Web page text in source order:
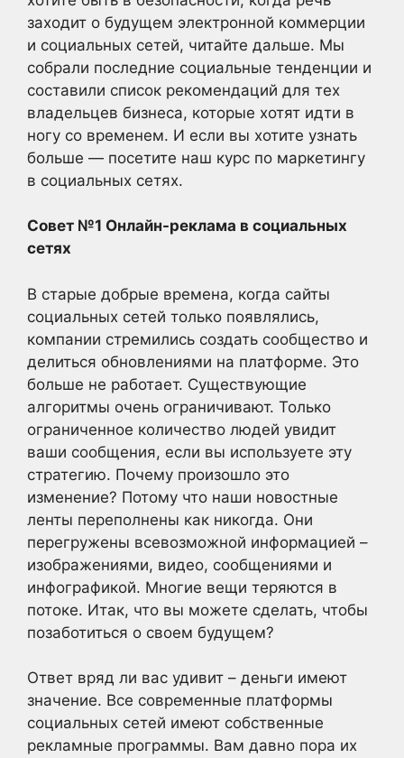
заходит о будущем электронной коммерции
и социальных сетей, читайте дальше. Мы
собрали последние социальные тенденции и
составили список рекомендаций для тех
владельцев бизнеса, которые хотят идти в
ногу со временем. И если вы хотите узнать
больше — посетите наш курс по маркетингу
в социальных сетях.
Совет №1 Онлайн-реклама в социальных
сетях
В старые добрые времена, когда сайты
социальных сетей только появлялись,
компании стремились создать сообщество и
делиться обновлениями на платформе. Это
больше не работает. Существующие
алгоритмы очень ограничивают. Только
ограниченное количество людей увидит
ваши сообщения, если вы используете эту
стратегию. Почему произошло это
изменение? Потому что наши новостные
ленты переполнены как никогда. Они
перегружены всевозможной информацией –
изображениями, видео, сообщениями и
инфографикой. Многие вещи теряются в
потоке. Итак, что вы можете сделать, чтобы
позаботиться о своем будущем?
Ответ вряд ли вас удивит – деньги имеют
значение. Все современные платформы
социальных сетей имеют собственные
рекламные программы. Вам давно пора их